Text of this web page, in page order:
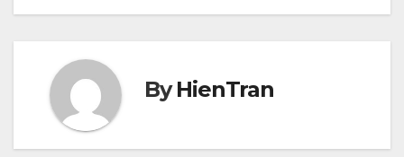
ByHienTran